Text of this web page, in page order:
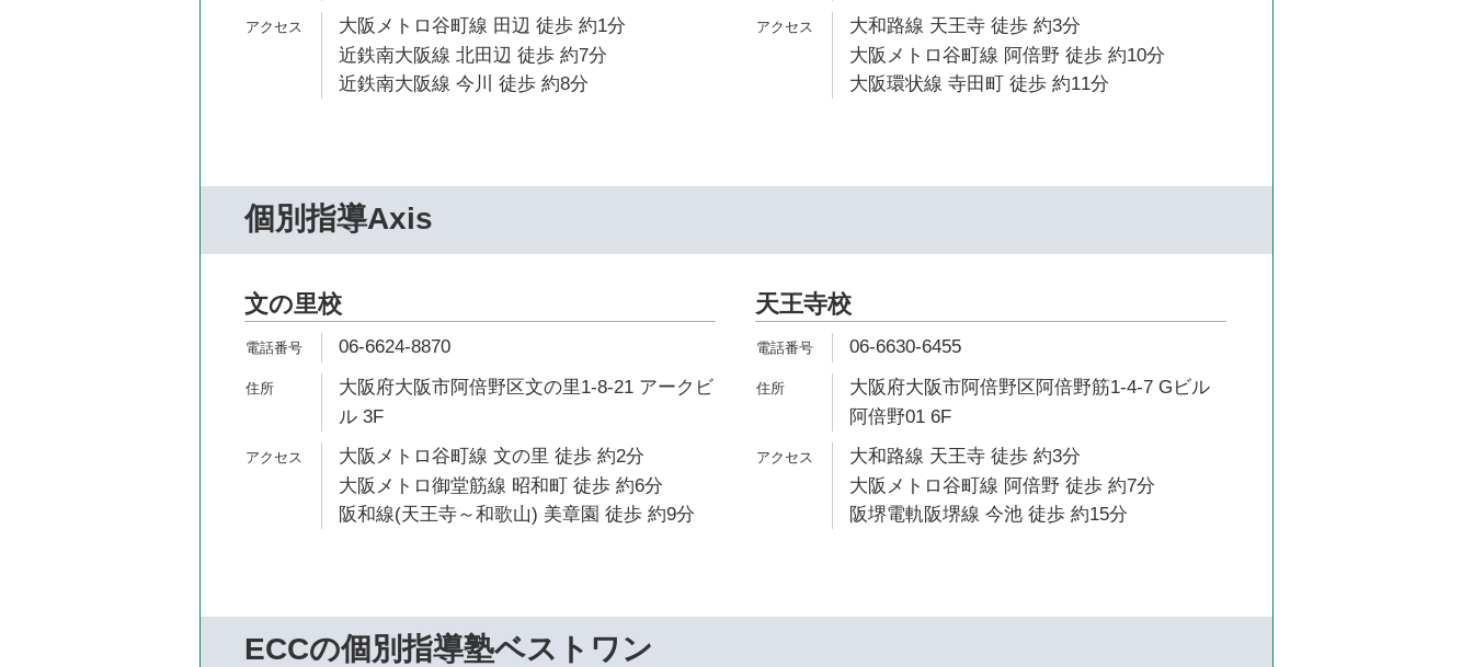
大阪メトロ谷町線 田辺 徒歩 約1分
近鉄南大阪線 北田辺 徒歩 約7分
近鉄南大阪線 今川 徒歩 約8分
大和路線 天王寺 徒歩 約3分
大阪メトロ谷町線 阿倍野 徒歩 約10分
大阪環状線 寺田町 徒歩 約11分
個別指導Axis
文の里校
06-6624-8870
大阪府大阪市阿倍野区文の里1-8-21 アークビ
ル 3F
大阪メトロ谷町線 文の里 徒歩 約2分
大阪メトロ御堂筋線 昭和町 徒歩 約6分
阪和線(天王寺～和歌山) 美章園 徒歩 約9分
天王寺校
06-6630-6455
大阪府大阪市阿倍野区阿倍野筋1-4-7 Gビル
阿倍野01 6F
大和路線 天王寺 徒歩 約3分
大阪メトロ谷町線 阿倍野 徒歩 約7分
阪堺電軌阪堺線 今池 徒歩 約15分
ECCの個別指導塾ベストワン